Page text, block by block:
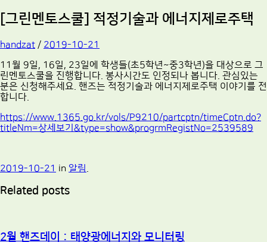
[그린멘토스쿨] 적정기술과 에너지제로주택
handzat / 2019-10-21
11월 9일, 16일, 23일에 학생들(초5학년~중3학년)을 대상으로 그
린멘토스쿨을 진행합니다. 봉사시간도 인정되나 봅니다. 관심있는
분은 신청해주세요. 핸즈는 적정기술과 에너지제로주택 이야기를 전
합니다.
https://www.1365.go.kr/vols/P9210/partcptn/timeCptn.do?
titleNm=상세보기&type=show&progrmRegistNo=2539589
2019-10-21 in 알림
Related posts
2월 핸즈데이 : 태양광에너지와 모니터링